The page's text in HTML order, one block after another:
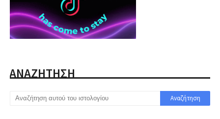
ΑΝΑΖΗΤΗΣΗ